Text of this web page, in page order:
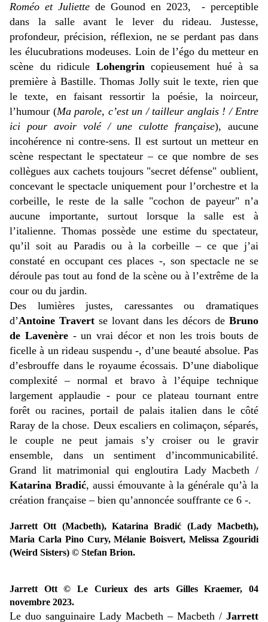
Roméo et Juliette de Gounod en 2023, - perceptible
dans la salle avant le lever du rideau. Justesse,
profondeur, précision, réflexion, ne se perdant pas dans
les élucubrations modeuses. Loin de l’égo du metteur en
scène du ridicule Lohengrincopieusement hué à sa
première à Bastille. Thomas Jolly suit le texte, rien que
le texte, en faisant ressortir la poésie, la noirceur,
l’humour (Ma parole, c’est un / tailleur anglais ! / Entre
ici pour avoir volé / une culotte française), aucune
incohérence ni contre-sens. Il est surtout un metteur en
scène respectant le spectateur – ce que nombre de ses
collègues aux cachets toujours "secret défense" oublient,
concevant le spectacle uniquement pour l’orchestre et la
corbeille, le reste de la salle "cochon de payeur" n’a
aucune importante, surtout lorsque la salle est à
l’italienne. Thomas possède une estime du spectateur,
qu’il soit au Paradis ou à la corbeille – ce que j’ai
constaté en occupant ces places -, son spectacle ne se
déroule pas tout au fond de la scène ou à l’extrême de la
cour ou du jardin.
Des lumières justes, caressantes ou dramatiques
d’Antoine Travertse lovant dans les décors de Bruno
de Lavenère- un vrai décor et non les trois bouts de
ficelle à un rideau suspendu -, d’une beauté absolue. Pas
d’esbrouffe dans le royaume écossais. D’une diabolique
complexité – normal et bravo à l’équipe technique
largement applaudie - pour ce plateau tournant entre
forêt ou racines, portail de palais italien dans le côté
Raray de la chose. Deux escaliers en colimaçon, séparés,
le couple ne peut jamais s’y croiser ou le gravir
ensemble, dans un sentiment d’incommunicabilité.
Grand lit matrimonial qui engloutira Lady Macbeth /
Katarina Bradić, aussi émouvante à la générale qu’à la
création française – bien qu’annoncée souffrante ce 6 -.
Jarrett Ott (Macbeth), Katarina Bradić (Lady Macbeth),
Maria Carla Pino Cury, Mélanie Boisvert, Melissa Zgouridi
(Weird Sisters) © Stefan Brion.
Jarrett Ott © Le Curieux des arts Gilles Kraemer, 04
novembre 2023.
Le duo sanguinaire Lady Macbeth – Macbeth / Jarrett